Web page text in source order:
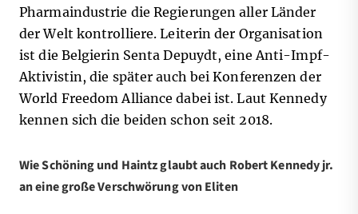
Pharmaindustrie die Regierungen aller Länder
der Welt kontrolliere. Leiterin der Organisation
ist die Belgierin Senta Depuydt, eine Anti-Impf-
Aktivistin, die später auch bei Konferenzen der
World Freedom Alliance dabei ist. Laut Kennedy
kennen sich die beiden schon seit 2018.
Wie Schöning und Haintz glaubt auch Robert Kennedy jr.
an eine große Verschwörung von Eliten